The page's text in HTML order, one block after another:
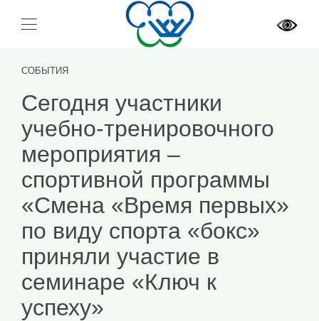
СОБЫТИЯ
Сегодня участники
учебно-тренировочного
мероприятия –
спортивной программы
«Смена «Время первых»
по виду спорта «бокс»
приняли участие в
семинаре «Ключ к
успеху»